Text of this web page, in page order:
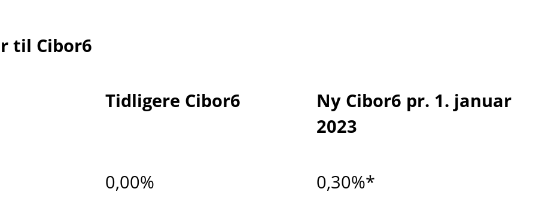
til Cibor6
Tidligere Cibor6
Ny Cibor6 pr. 1. januar
2023
0,00% 0,30%*